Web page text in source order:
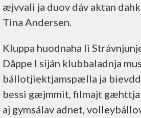
æjvvali ja duov dáv aktan
Tina Andersen.
Kluppa huodnaha li
Dåppe l siján klubbaladnja
bállotjiektjamspælla ja
bessi gæjmmit, filmajt
aj gymsálav adnet,